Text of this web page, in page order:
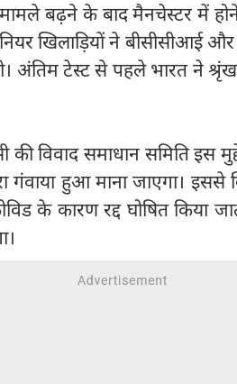
मामले बढ़ने के बाद मैनचेस्टर में
खिलाड़ियों ने बीसीसीआई
अंतिम टेस्ट से पहले भारत ने
की विवाद समाधान समिति इस
गंवाया हुआ माना जाएगा। इससे
के कारण रद्द घोषित किया